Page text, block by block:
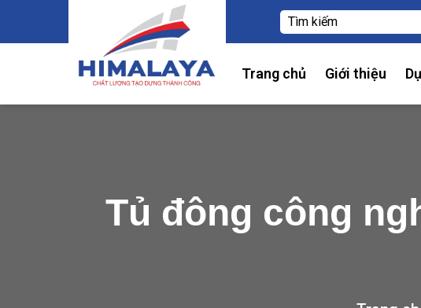
Trang chủ Giới thiệu
Tủ đông công